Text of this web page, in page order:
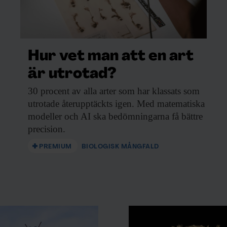
Hur vet man att en art
är utrotad?
30 procent av alla arter som har klassats som
utrotade återupptäckts igen. Med matematiska
modeller och AI ska bedömningarna få bättre
precision.
PREMIUM BIOLOGISK MÅNGFALD